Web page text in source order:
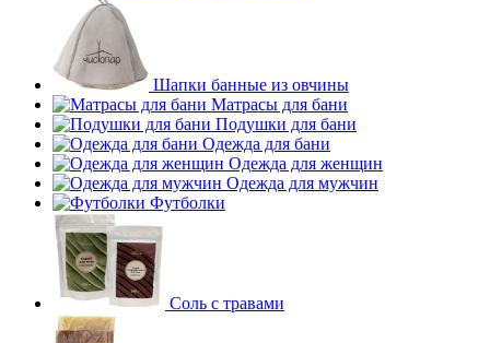
Шапки банные из овчины
Матрасы для бани
Подушки для бани
Одежда для бани
Одежда для женщин
Одежда для мужчин
Футболки
Соль с травами